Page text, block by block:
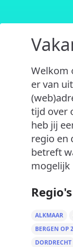
Welkom
er van
tijd over
heb jij
regio en
betreft
mogelijk
Regio's
ALKMAAR
BERGEN OP
DORDRECHT